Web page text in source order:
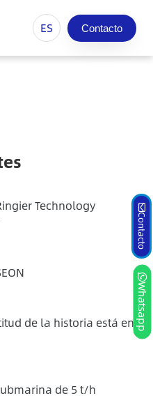
ES Contacto
Technology
de la historia está en
de 5 t/h
Contacto
Whatsapp